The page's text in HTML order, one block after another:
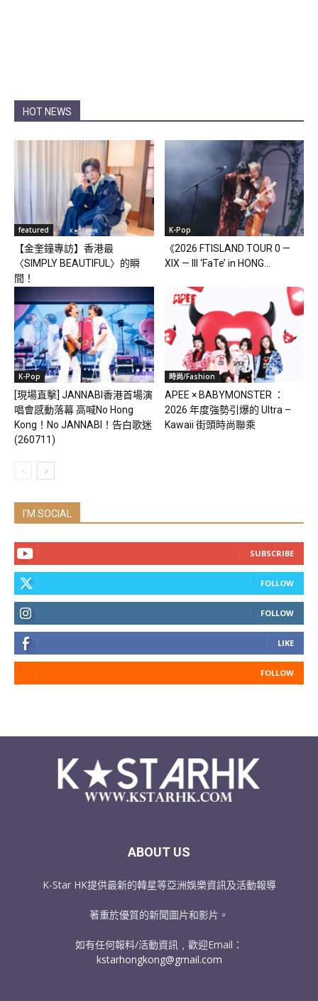
HOT NEWS
featured
【金奎鐘專訪】香港最
〈SIMPLY BEAUTIFUL〉的瞬
間！
K-Pop
《2026 FTISLAND TOUR 0 —
XIX — III ‘FaTe’ in HONG...
K-Pop
[現場直擊] JANNABI香港首場演
唱會感動落幕 高喊No Hong
Kong！No JANNABI！告白歌迷
(260711)
時尚/Fashion
APEE × BABYMONSTER ：
2026 年度強勢引爆的 Ultra –
Kawaii 街頭時尚聯乘
I'M SOCIAL
SUBSCRIBE
FOLLOW
FOLLOW
LIKE
FOLLOW
ABOUT US
K-Star HK提供最新的韓星等亞洲娛樂資訊及活動報導
著重於優質的新聞圖片和影片。
如有任何報料/活動資訊﹐歡迎Email：
kstarhongkong@gmail.com